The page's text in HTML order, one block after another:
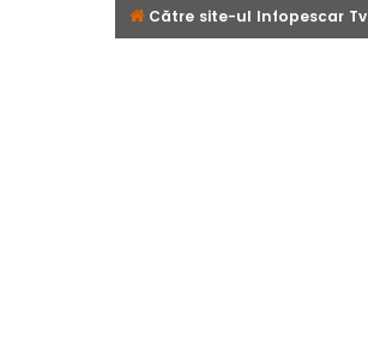
Către site-ul Infopescar Tv